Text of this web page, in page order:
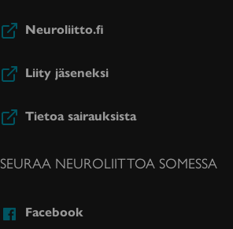
Neuroliitto.fi
Liity jäseneksi
Tietoa sairauksista
SEURAA NEUROLIITTOA SOMESSA
Facebook